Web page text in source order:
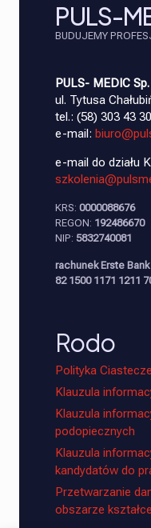
PULS-
BUDUJEMY
PULS- MEDIC
ul. Tytusa
tel.: (58) 303 43
e-mail:
e-mail do działu
KRS: 0000088676
REGON: 192486670
NIP: 5832740081
rachunek Erste Bank
82 1500 1171 1211
Rodo
Polityka
Klauzula
Klauzula
podopiecznych
Klauzula
kandydatów do
Przetwarzanie
obszarze